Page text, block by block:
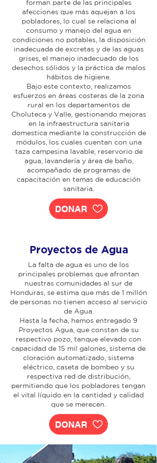
forman parte de las principales
afecciones que más aquejan a los
pobladores, lo cual se relaciona al
consumo y manejo del agua en
condiciones no potables, la disposición
inadecuada de excretas y de las aguas
grises, el manejo inadecuado de los
desechos sólidos y la práctica de malos
hábitos de higiene.
Bajo este contexto, realizamos
esfuerzos en áreas costeras de la zona
rural en los departamentos de
Choluteca y Valle, gestionando mejoras
en la infraestructura sanitaria
domestica mediante la construcción de
módulos, los cuales cuentan con una
taza campesina lavable, reservorio de
agua, lavandería y área de baño,
acompañado de programas de
capacitación en temas de educación
sanitaria.
DONAR
Proyectos de Agua
La falta de agua es uno de los
principales problemas que afrontan
nuestras comunidades al sur de
Honduras, se estima que más de 1 millón
de personas no tienen acceso al servicio
de Agua.
Hasta la fecha, hemos entregado 9
Proyectos Agua, que constan de su
respectivo pozo, tanque elevado con
capacidad de 15 mil galones, sistema de
cloración automatizado, sistema
eléctrico, caseta de bombeo y su
respectiva red de distribución,
permitiendo que los pobladores tengan
el vital líquido en la cantidad y calidad
que se merecen.
DONAR